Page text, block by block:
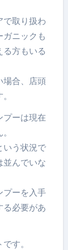
で取り扱わ
ニックも
る方もいる
場合、店頭
プーは現在
いう状況で
並んでいな
プーを入手
る必要があ
す。